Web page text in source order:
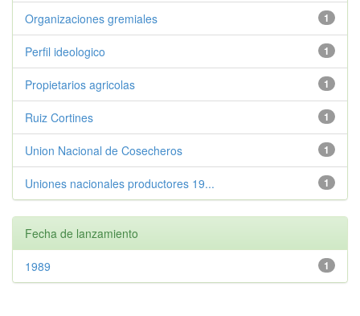
1
Organizaciones gremiales
1
Perfil ideologico
1
Propietarios agricolas
1
Ruiz Cortines
1
Union Nacional de Cosecheros
1
Uniones nacionales productores 19...
Fecha de lanzamiento
1
1989